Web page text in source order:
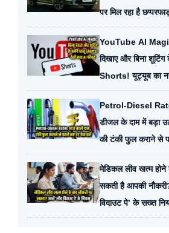
पर मिल रहा है
नई कीमत।
YouTube AI
दिखाए और बिना
Shorts! यूट्यूब का
रह जाएंगे दंग।
Petrol-Diesel
डीजल के दाम में बड़ा
की टंकी फुल कराने से
रेट।
मेडिकल लीव खत्म होने
सकती है आपकी
विदाउट पे’ के सख्त